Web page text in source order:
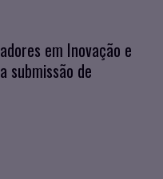
em Inovação e
submissão de